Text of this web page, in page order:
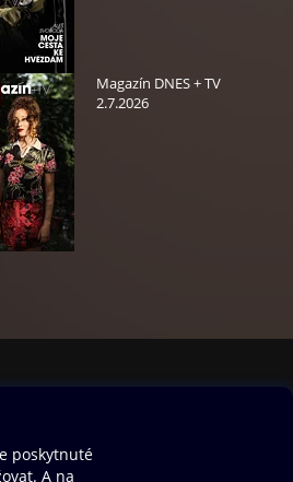
Magazín DNES + TV
2.7.2026